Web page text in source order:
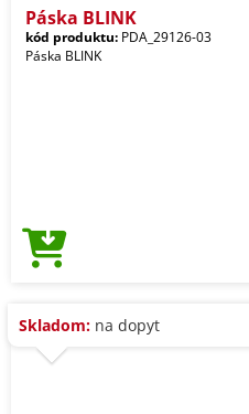
Páska BLINK
kód produktu: PDA_29126-03
Páska BLINK
Skladom: na dopyt